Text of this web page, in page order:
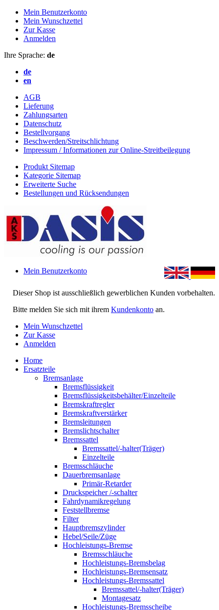
Mein Benutzerkonto
Mein Wunschzettel
Zur Kasse
Anmelden
Ihre Sprache: de
de
en
AGB
Lieferung
Zahlungsarten
Datenschutz
Bestellvorgang
Beschwerden/Streitschlichtung
Impressum / Informationen zur Online-Streitbeilegung
Produkt Sitemap
Kategorie Sitemap
Erweiterte Suche
Bestellungen und Rücksendungen
Dieser Shop ist ausschließlich gewerblichen Kunden vorbehalten.
Bitte melden Sie sich mit ihrem Kundenkonto an.
Mein Benutzerkonto
Mein Wunschzettel
Zur Kasse
Anmelden
Home
Ersatzteile
Bremsanlage
Bremsflüssigkeit
Bremsflüssigkeitsbehälter/Einzelteile
Bremskraftregler
Bremskraftverstärker
Bremsleitungen
Bremslichtschalter
Bremssattel
Bremssattel/-halter(Träger)
Einzelteile
Bremsschläuche
Dauerbremsanlage
Primär-Retarder
Druckspeicher /-schalter
Fahrdynamikregelung
Feststellbremse
Filter
Hauptbremszylinder
Hebel/Seile/Züge
Hochleistungs-Bremse
Bremsschläuche
Hochleistungs-Bremsbelag
Hochleistungs-Bremsensatz
Hochleistungs-Bremssattel
Bremssattel/-halter(Träger)
Montagesatz
Hochleistungs-Bremsscheibe